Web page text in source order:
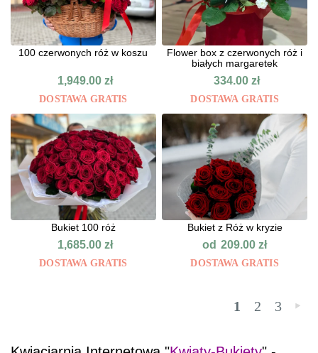
100 czerwonych róż w koszu
1,949.00zł
DOSTAWA GRATIS
Flower box z czerwonych róż i
białych margaretek
334.00zł
DOSTAWA GRATIS
Bukiet 100 róż
1,685.00zł
DOSTAWA GRATIS
Bukiet z Róż w kryzie
od 209.00zł
DOSTAWA GRATIS
1 2 3 »